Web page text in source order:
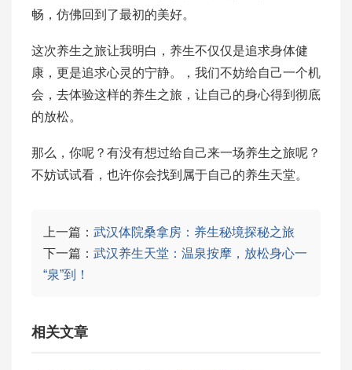
畅，仿佛回到了最初的美好。
这次养生之旅让我明白，养生不仅仅是追求身体健
康，更是追求心灵的宁静。，我们不妨给自己一个机
会，去体验这样的养生之旅，让自己的身心得到彻底
的放松。
那么，你呢？有没有想过给自己来一场养生之旅呢？
不妨试试看，也许你会找到属于自己的养生天堂。
上一篇： 武汉体院桑拿房：养生秘境探秘之旅
下一篇： 武汉养生天堂：温泉按摩，放松身心一
“泉”到！
相关文章